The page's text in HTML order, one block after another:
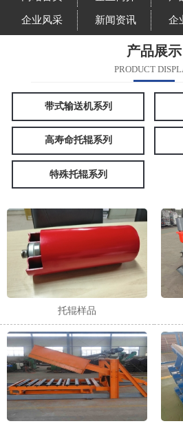
企业风采 新闻资讯 企
产品展示
PRODUCT
带式输送机系列
高寿命托辊系列
特殊托辊系列
托辊样品